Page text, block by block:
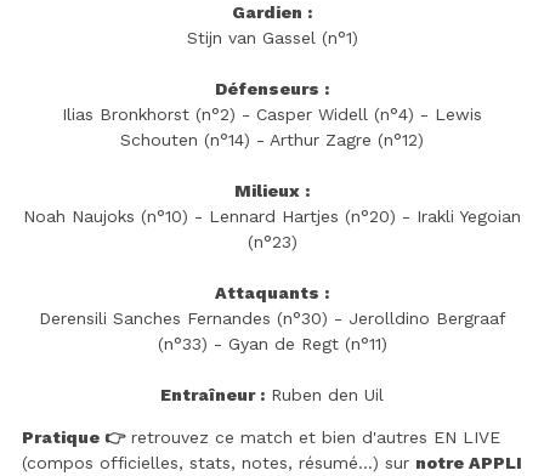
Gardien :
Stijn van Gassel (n°1)
Défenseurs :
Ilias Bronkhorst (n°2) - Casper Widell (n°4) - Lewis
Schouten (n°14) - Arthur Zagre (n°12)
Milieux :
Noah Naujoks (n°10) - Lennard Hartjes (n°20) - Irakli Yegoian
(n°23)
Attaquants :
Derensili Sanches Fernandes (n°30) - Jerolldino Bergraaf
(n°33) - Gyan de Regt (n°11)
Entraîneur : Ruben den Uil
Pratique 👉retrouvez ce match et bien d'autres EN LIVE
(compos officielles, stats, notes, résumé...) sur notre APPLI